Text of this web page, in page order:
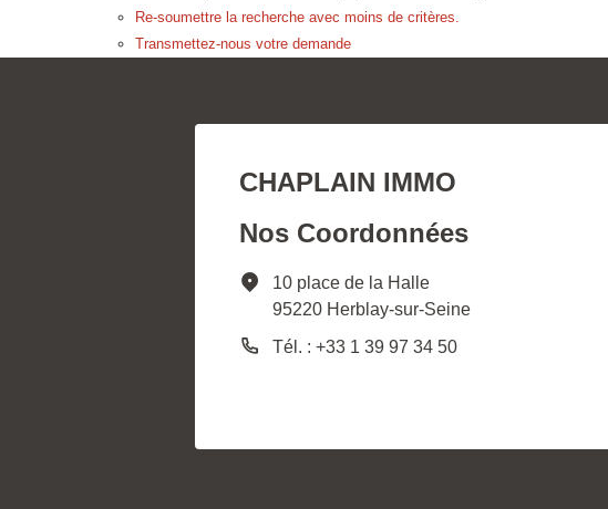
Re-soumettre la recherche avec moins de critères.
Transmettez-nous votre demande
CHAPLAIN IMMO
Nos Coordonnées
10 place de la Halle
95220 Herblay-sur-Seine
Tél. : +33 1 39 97 34 50